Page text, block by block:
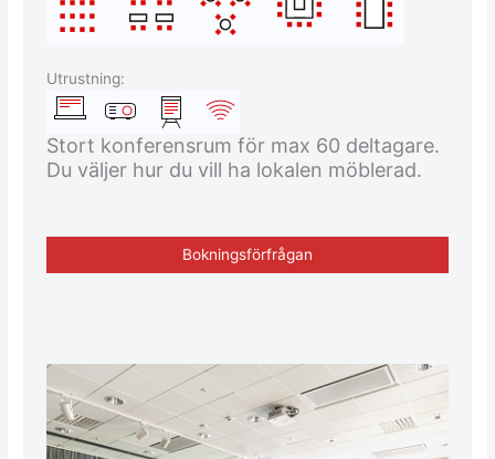
Utrustning:
Stort konferensrum för max 60 deltagare.
Du väljer hur du vill ha lokalen möblerad.
Bokningsförfrågan